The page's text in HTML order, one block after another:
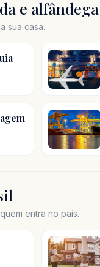
e alfândega
sua casa.
entra no país.